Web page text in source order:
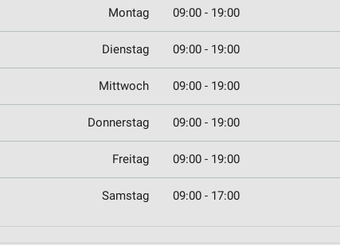
Montag 09:00 - 19:00
Dienstag 09:00 - 19:00
Mittwoch 09:00 - 19:00
Donnerstag 09:00 - 19:00
Freitag 09:00 - 19:00
Samstag 09:00 - 17:00